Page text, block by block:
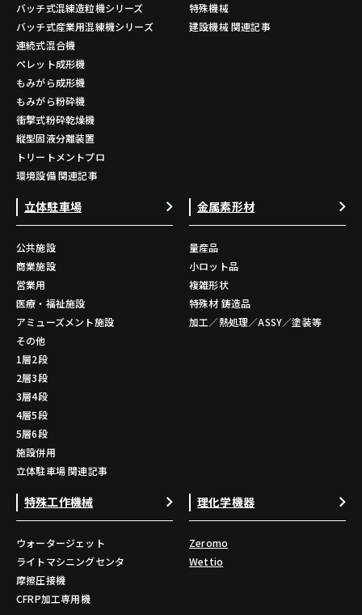
バッチ式混練造粒機シリーズ
バッチ式産業用混練機シリーズ
連続式混合機
ペレット成形機
もみがら成形機
もみがら粉砕機
衝撃式粉砕乾燥機
縦型固液分離装置
トリートメントプロ
環境設備 関連記事
特殊機械
建設機械 関連記事
立体駐車場
公共施設
商業施設
営業用
医療・福祉施設
アミューズメント施設
その他
1層2段
2層3段
3層4段
4層5段
5層6段
施設併用
立体駐車場 関連記事
金属素形材
量産品
小ロット品
複雑形状
特殊材 鋳造品
加工／熱処理／ASSY／塗装等
特殊工作機械
ウォータージェット
ライトマシニングセンタ
摩擦圧接機
CFRP加工専用機
理化学機器
Zeromo
Wettio